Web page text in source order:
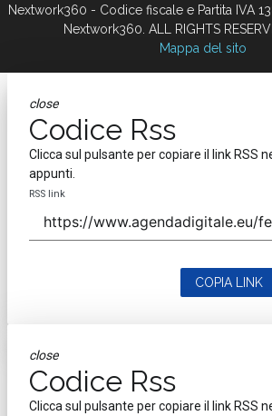
Nextwork360 - Codice fiscale e Partita IVA
Nextwork360. ALL RIGHTS
Mappa del sito
close
Codice Rss
Clicca sul pulsante per copiare il link RSS
appunti.
RSS link
COPIA LINK
close
Codice Rss
Clicca sul pulsante per copiare il link RSS